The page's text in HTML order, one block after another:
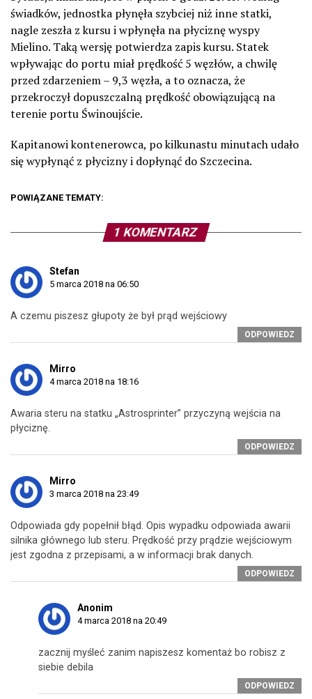
świadków, jednostka płynęła szybciej niż inne statki,
nagle zeszła z kursu i wpłynęła na płyciznę wyspy
Mielino. Taką wersję potwierdza zapis kursu. Statek
wpływając do portu miał prędkość 5 węzłów, a chwilę
przed zdarzeniem – 9,3 węzła, a to oznacza, że
przekroczył dopuszczalną prędkość obowiązującą na
terenie portu Świnoujście.
Kapitanowi kontenerowca, po kilkunastu minutach udało
się wypłynąć z płycizny i dopłynąć do Szczecina.
POWIĄZANE TEMATY:
1 KOMENTARZ
Stefan
5 marca 2018 na 06:50
A czemu piszesz głupoty że był prąd wejściowy
ODPOWIEDZ
Mirro
4 marca 2018 na 18:16
Awaria steru na statku „Astrosprinter” przyczyną wejścia na
płyciznę.
ODPOWIEDZ
Mirro
3 marca 2018 na 23:49
Odpowiada gdy popełnił błąd. Opis wypadku odpowiada awarii
silnika głównego lub steru. Prędkość przy prądzie wejściowym
jest zgodna z przepisami, a w informacji brak danych.
ODPOWIEDZ
Anonim
4 marca 2018 na 20:49
zacznij myśleć zanim napiszesz komentaż bo robisz z
siebie debila
ODPOWIEDZ